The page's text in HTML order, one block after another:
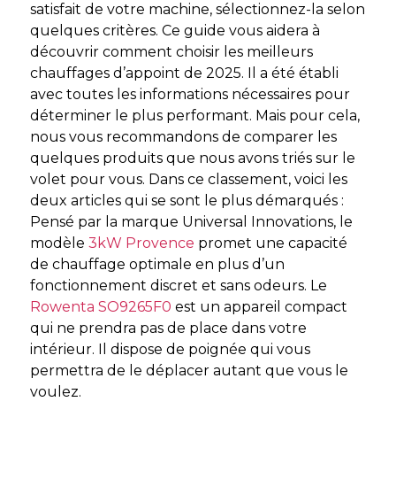
satisfait de votre machine, sélectionnez-la selon
quelques critères. Ce guide vous aidera à
découvrir comment choisir les meilleurs
chauffages d’appoint de 2025. Il a été établi
avec toutes les informations nécessaires pour
déterminer le plus performant. Mais pour cela,
nous vous recommandons de comparer les
quelques produits que nous avons triés sur le
volet pour vous. Dans ce classement, voici les
deux articles qui se sont le plus démarqués :
Pensé par la marque Universal Innovations, le
modèle 3kW Provence promet une capacité
de chauffage optimale en plus d’un
fonctionnement discret et sans odeurs. Le
Rowenta SO9265F0 est un appareil compact
qui ne prendra pas de place dans votre
intérieur. Il dispose de poignée qui vous
permettra de le déplacer autant que vous le
voulez.